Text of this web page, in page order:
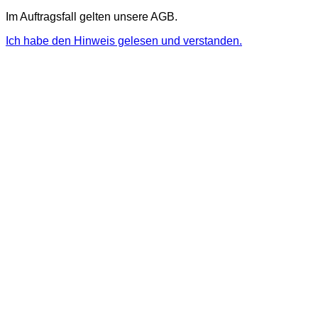
Im Auftragsfall gelten unsere AGB.
Ich habe den Hinweis gelesen und verstanden.